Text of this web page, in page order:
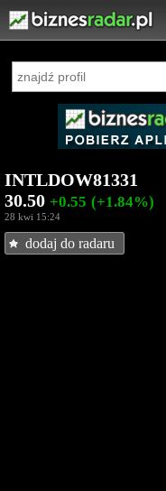
INTLDOW81331
30.50 +0.55 (+1.84%)
28 kwi 15:24
dodaj do radaru